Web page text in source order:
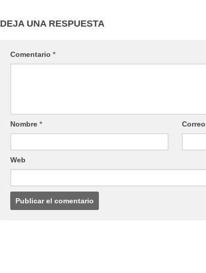
DEJA UNA RESPUESTA
Comentario *
Nombre *
Web